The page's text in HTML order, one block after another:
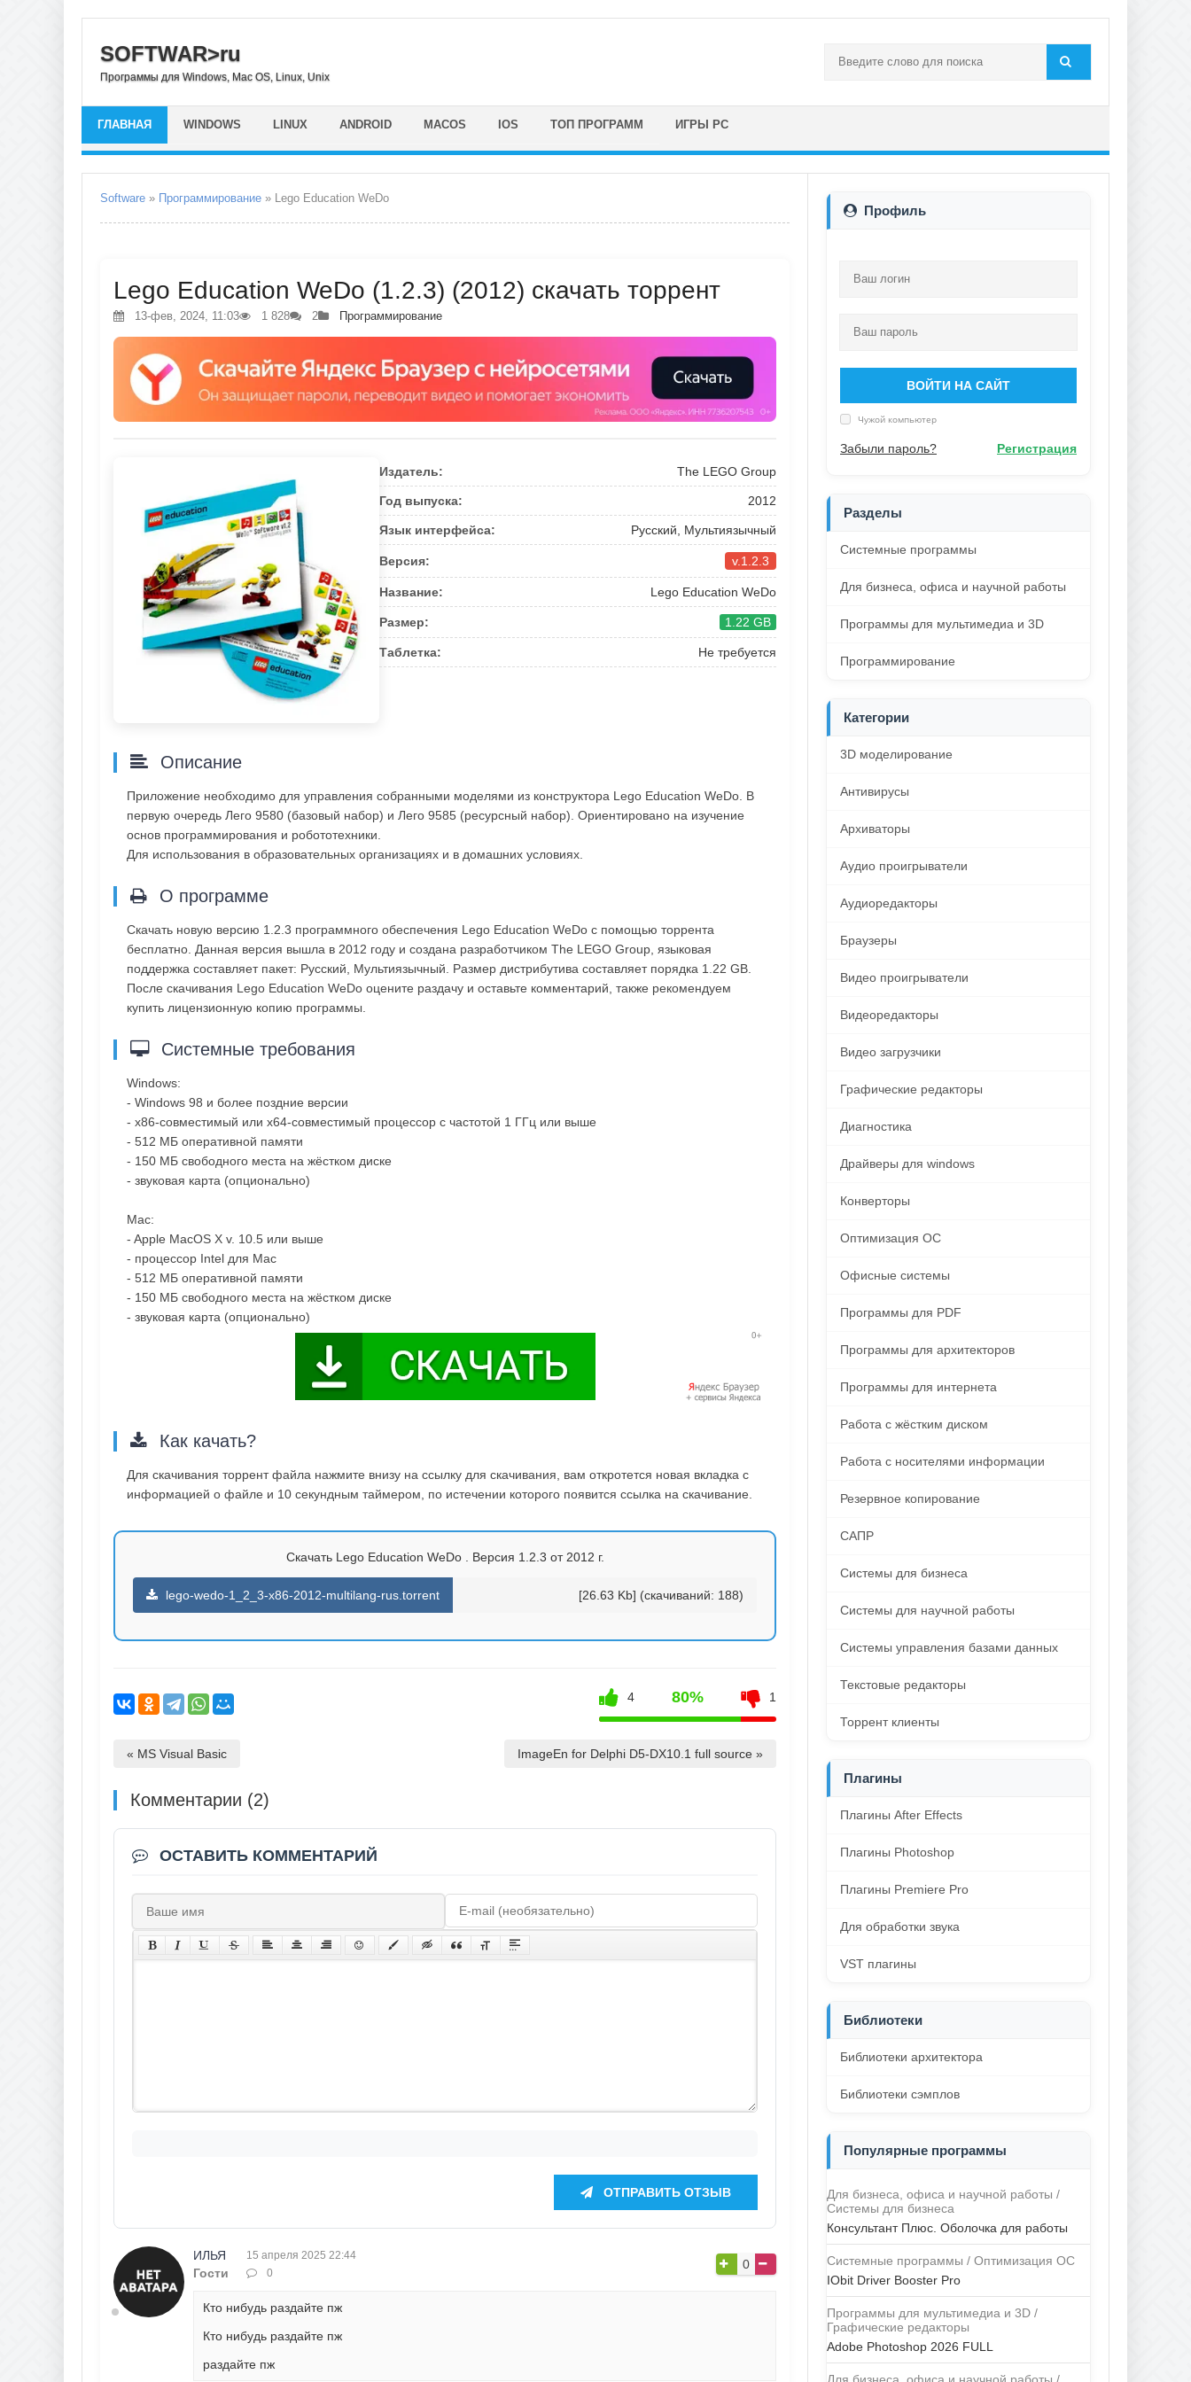
SOFTWAR>ru
Программы для Windows, Mac OS, Linux, Unix
ГЛАВНАЯ WINDOWS LINUX ANDROID MACOS IOS ТОП ПРОГРАММ ИГРЫ PC
Software » Программирование » Lego Education WeDo
Lego Education WeDo (1.2.3) (2012) скачать торрент
13-фев, 2024, 11:03 1 828 2 Программирование
Издатель: The LEGO Group
Год выпуска: 2012
Язык интерфейса: Русский, Мультиязычный
Версия: v.1.2.3
Название: Lego Education WeDo
Размер: 1.22 GB
Таблетка: Не требуется
Описание
Приложение необходимо для управления собранными моделями из конструктора Lego Education WeDo. В
первую очередь Лего 9580 (базовый набор) и Лего 9585 (ресурсный набор). Ориентировано на изучение
основ программирования и робототехники.
Для использования в образовательных организациях и в домашних условиях.
О программе
Скачать новую версию 1.2.3 программного обеспечения Lego Education WeDo с помощью торрента
бесплатно. Данная версия вышла в 2012 году и создана разработчиком The LEGO Group, языковая
поддержка составляет пакет: Русский, Мультиязычный. Размер дистрибутива составляет порядка 1.22 GB.
После скачивания Lego Education WeDo оцените раздачу и оставьте комментарий, также рекомендуем
купить лицензионную копию программы.
Системные требования
Windows:
- Windows 98 и более поздние версии
- x86-совместимый или х64-совместимый процессор с частотой 1 ГГц или выше
- 512 МБ оперативной памяти
- 150 МБ свободного места на жёстком диске
- звуковая карта (опционально)
Mac:
- Apple MacOS X v. 10.5 или выше
- процессор Intel для Mac
- 512 МБ оперативной памяти
- 150 МБ свободного места на жёстком диске
- звуковая карта (опционально)
Как качать?
Для скачивания торрент файла нажмите внизу на ссылку для скачивания, вам откротется новая вкладка с
информацией о файле и 10 секундным таймером, по истечении которого появится ссылка на скачивание.
Скачать Lego Education WeDo . Версия 1.2.3 от 2012 г.
lego-wedo-1_2_3-x86-2012-multilang-rus.torrent [26.63 Kb] (cкачиваний: 188)
4 80% 1
« MS Visual Basic ImageEn for Delphi D5-DX10.1 full source »
Комментарии (2)
ОСТАВИТЬ КОММЕНТАРИЙ
ОТПРАВИТЬ ОТЗЫВ
ИЛЬЯ
Гости
15 апреля 2025 22:44
0
0
Кто нибудь раздайте пж
Кто нибудь раздайте пж
раздайте пж
Профиль
ВОЙТИ НА САЙТ
Чужой компьютер
Забыли пароль? Регистрация
Разделы
Системные программы
Для бизнеса, офиса и научной работы
Программы для мультимедиа и 3D
Программирование
Категории
3D моделирование
Антивирусы
Архиваторы
Аудио проигрыватели
Аудиоредакторы
Браузеры
Видео проигрыватели
Видеоредакторы
Видео загрузчики
Графические редакторы
Диагностика
Драйверы для windows
Конверторы
Оптимизация ОС
Офисные системы
Программы для PDF
Программы для архитекторов
Программы для интернета
Работа с жёстким диском
Работа с носителями информации
Резервное копирование
САПР
Системы для бизнеса
Системы для научной работы
Системы управления базами данных
Текстовые редакторы
Торрент клиенты
Плагины
Плагины After Effects
Плагины Photoshop
Плагины Premiere Pro
Для обработки звука
VST плагины
Библиотеки
Библиотеки архитектора
Библиотеки сэмплов
Популярные программы
Для бизнеса, офиса и научной работы /
Системы для бизнеса
Консультант Плюс. Оболочка для работы
Системные программы / Оптимизация ОС
IObit Driver Booster Pro
Программы для мультимедиа и 3D /
Графические редакторы
Adobe Photoshop 2026 FULL